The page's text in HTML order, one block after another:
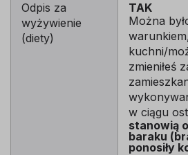
Odpis za
wyżywienie
(diety)
TAK
Można
kuchni/
zmieniłeś
w ciągu
stanowią
baraku
ponosiły